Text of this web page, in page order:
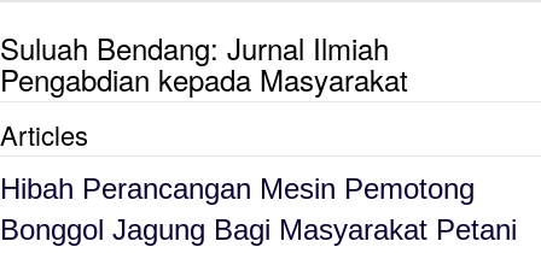
Suluah Bendang: Jurnal Ilmiah
Pengabdian kepada Masyarakat
Articles
Hibah Perancangan Mesin Pemotong
Bonggol Jagung Bagi Masyarakat Petani